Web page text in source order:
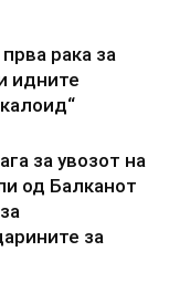
рака за
идните
за увозот на
од Балканот
за